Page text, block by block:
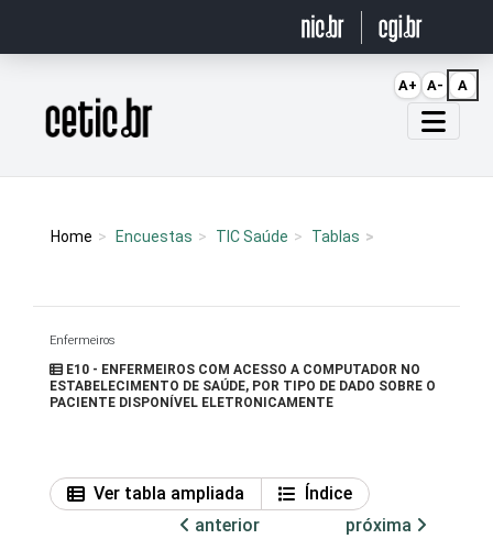
Página inicial
Home Encuestas TIC Saúde Tablas
Enfermeiros
E10 - ENFERMEIROS COM ACESSO A COMPUTADOR NO
ESTABELECIMENTO DE SAÚDE, POR TIPO DE DADO SOBRE O
PACIENTE DISPONÍVEL ELETRONICAMENTE
Ver tabla ampliada
Índice
anterior
próxima
A+ A- A